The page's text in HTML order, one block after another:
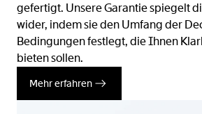
gefertigt. Unsere Garantie spiegelt
wider, indem sie den Umfang der
Bedingungen festlegt, die Ihnen
bieten sollen.
Mehr erfahren